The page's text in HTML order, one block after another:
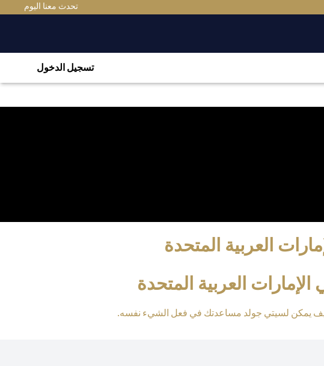
تحدث معنا اليوم
تسجيل الدخول
العربية المتحدة
العربية المتحدة
يمكن لسيتي جولد مساعدتك في فعل الشيء نفسه.